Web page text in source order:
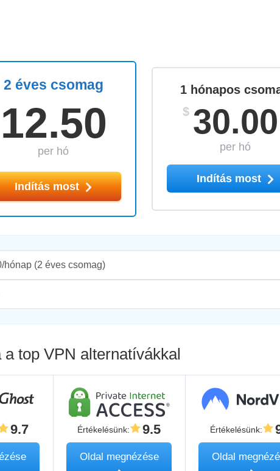
2 éves csomag
12.50
per hó
Indítás most
1 hónapos
$ 30.00
per hó
Indítás most
hónap(2 éves csomag)
top VPN alternatívákkal
9.7 Értékelésünk: 9.5
Oldal megnézése
Értékelésünk:
Oldal